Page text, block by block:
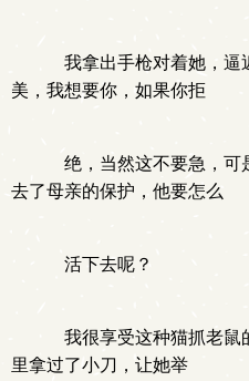
我拿出手枪对着她，逼
美，我想要你，如果你拒
绝，当然这不要急，可
去了母亲的保护，他要怎么
活下去呢？
我很享受这种猫抓老鼠
里拿过了小刀，让她举